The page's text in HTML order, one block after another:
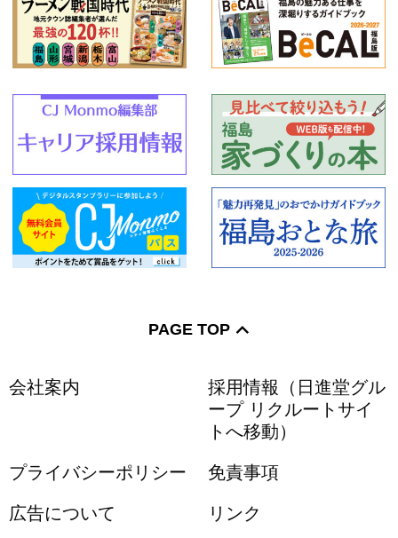
PAGE TOP
会社案内
採用情報（日進堂グル
ープ リクルートサイ
トへ移動）
プライバシーポリシー 免責事項
広告について リンク